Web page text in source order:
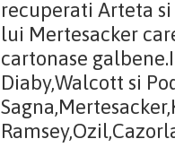
recuperati Arteta
lui Mertesacker
cartonase
Diaby,Walcott si